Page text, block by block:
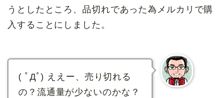
うとしたところ、品切れであった為メルカリで購
入することにしました。
( ﾟДﾟ) ええー、売り切れる
の？流通量が少ないのかな？